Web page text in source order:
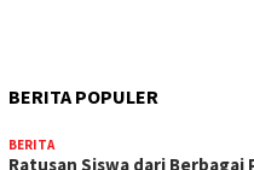
BERITA POPULER
BERITA
Ratusan Siswa dari